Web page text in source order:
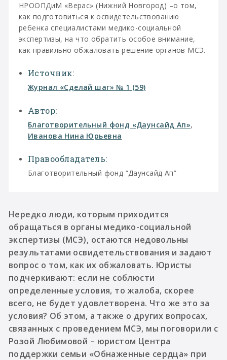
НРООПДиМ «Верас» (Нижний Новгород) –о том,
как подготовиться к освидетельствованию
ребенка специалистами медико-социальной
экспертизы, на что обратить особое внимание,
как правильно обжаловать решение органов МСЭ.
Источник:
Журнал «Сделай шаг» № 1 (59)
Автор:
Благотворительный фонд «Даунсайд Ап»,
Иванова Нина Юрьевна
Правообладатель:
Благотворительный фонд “Даунсайд Ап”
Нередко люди, которым приходится
обращаться в органы медико-социальной
экспертизы (МСЭ), остаются недовольны
результатами освидетельствования и задают
вопрос о том, как их обжаловать. Юристы
подчеркивают: если не соблюсти
определенные условия, то жалоба, скорее
всего, не будет удовлетворена. Что же это за
условия? Об этом, а также о других вопросах,
связанных с проведением МСЭ, мы поговорили с
Розой Любимовой – юристом Центра
поддержки семьи «Обнаженные сердца» при